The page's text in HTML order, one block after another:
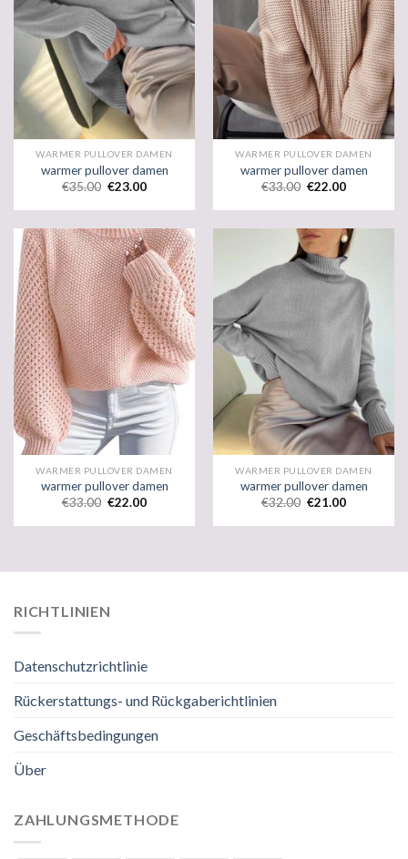
WARMER PULLOVER DAMEN
warmer pullover damen
€35.00 €23.00
WARMER PULLOVER DAMEN
warmer pullover damen
€33.00 €22.00
WARMER PULLOVER DAMEN
warmer pullover damen
€33.00 €22.00
WARMER PULLOVER DAMEN
warmer pullover damen
€32.00 €21.00
RICHTLINIEN
Datenschutzrichtlinie
Rückerstattungs- und Rückgaberichtlinien
Geschäftsbedingungen
Über
ZAHLUNGSMETHODE